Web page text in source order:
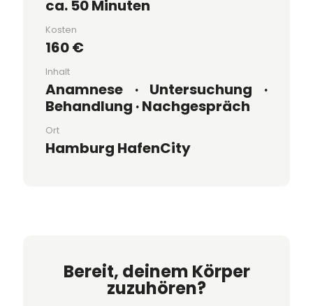
ca. 50 Minuten
Kosten
160 €
Inhalt
Anamnese · Untersuchung ·
Behandlung · Nachgespräch
Ort
Hamburg HafenCity
Bereit, deinem Körper
zuzuhören?